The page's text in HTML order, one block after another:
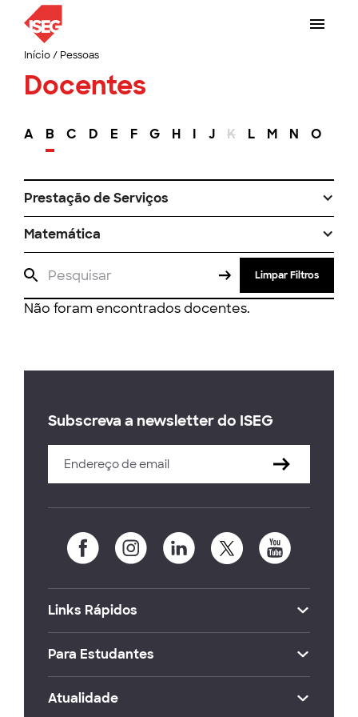
Início/ Pessoas
Docentes
A B C D E F G H I J K L M N O
Prestação de Serviços
Matemática
Limpar Filtros
Não foram encontrados docentes.
Subscreva a newsletter do ISEG
Links Rápidos
Para Estudantes
Atualidade